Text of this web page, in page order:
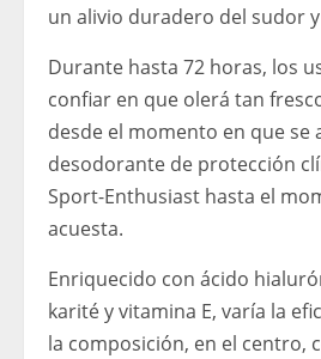
un alivio duradero del sudor
Durante hasta 72 horas, los
confiar en que olerá tan
desde el momento en que se
desodorante de protección
Sport-Enthusiast hasta el
acuesta.
Enriquecido con ácido
karité y vitamina E, varía la
la composición, en el centro,